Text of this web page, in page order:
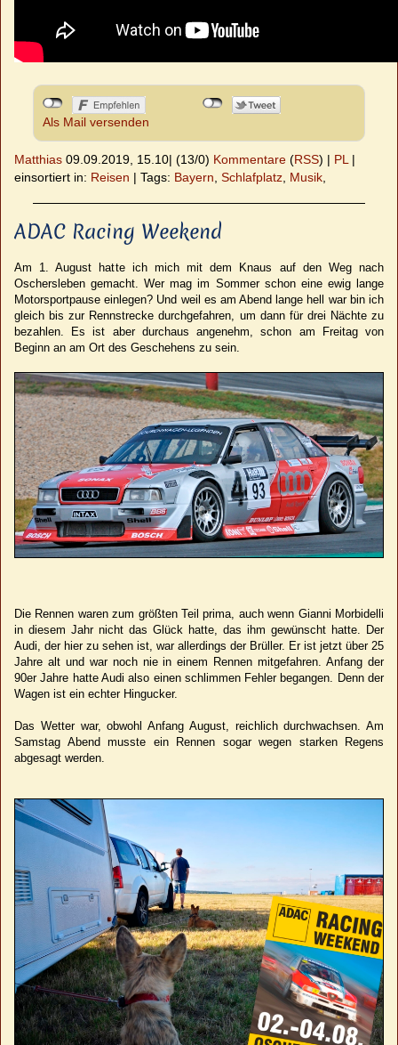
Als Mail versenden
Matthias 09.09.2019, 15.10| (13/0) Kommentare (RSS) | PL|
einsortiert in: Reisen | Tags: Bayern, Schlafplatz, Musik,
ADAC Racing Weekend
Am 1. August hatte ich mich mit dem Knaus auf den Weg nach
Oschersleben gemacht. Wer mag im Sommer schon eine ewig lange
Motorsportpause einlegen? Und weil es am Abend lange hell war bin ich
gleich bis zur Rennstrecke durchgefahren, um dann für drei Nächte zu
bezahlen. Es ist aber durchaus angenehm, schon am Freitag von
Beginn an am Ort des Geschehens zu sein.
Die Rennen waren zum größten Teil prima, auch wenn Gianni Morbidelli
in diesem Jahr nicht das Glück hatte, das ihm gewünscht hatte. Der
Audi, der hier zu sehen ist, war allerdings der Brüller. Er ist jetzt über 25
Jahre alt und war noch nie in einem Rennen mitgefahren. Anfang der
90er Jahre hatte Audi also einen schlimmen Fehler begangen. Denn der
Wagen ist ein echter Hingucker.
Das Wetter war, obwohl Anfang August, reichlich durchwachsen. Am
Samstag Abend musste ein Rennen sogar wegen starken Regens
abgesagt werden.